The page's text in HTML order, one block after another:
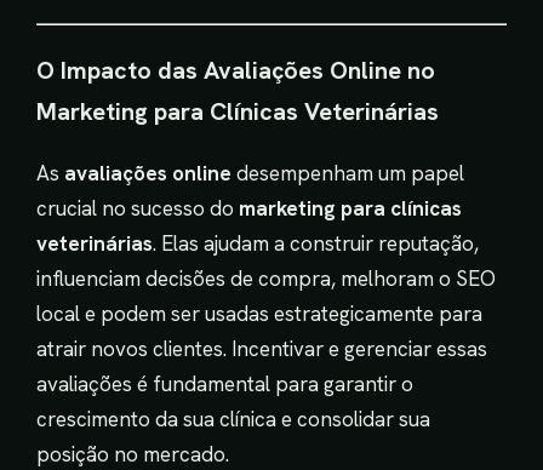
O Impacto das Avaliações Online no
Marketing para Clínicas Veterinárias
As avaliações online desempenham um papel
crucial no sucesso do marketing para clínicas
veterinárias. Elas ajudam a construir reputação,
influenciam decisões de compra, melhoram o SEO
local e podem ser usadas estrategicamente para
atrair novos clientes. Incentivar e gerenciar essas
avaliações é fundamental para garantir o
crescimento da sua clínica e consolidar sua
posição no mercado.